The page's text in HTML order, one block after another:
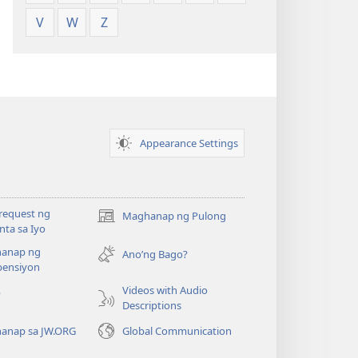
V
W Z
Appearance Settings
ng
sa Iyo
Maghanap ng Pulong
(may
na
window)
ng
Ano’ng Bago?
Videos with Audio
Descriptions
sa JW.ORG
Global Communication